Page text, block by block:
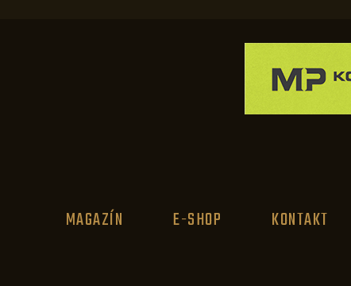
MAGAZÍN E-SHOP KONTAKT